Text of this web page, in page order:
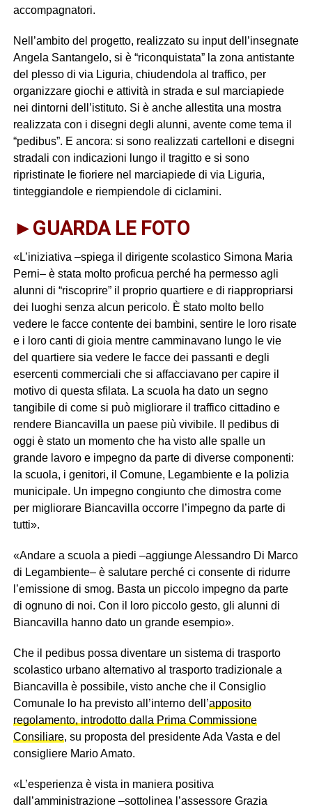
accompagnatori.
Nell’ambito del progetto, realizzato su input dell’insegnate
Angela Santangelo, si è “riconquistata” la zona antistante
del plesso di via Liguria, chiudendola al traffico, per
organizzare giochi e attività in strada e sul marciapiede
nei dintorni dell’istituto. Si è anche allestita una mostra
realizzata con i disegni degli alunni, avente come tema il
“pedibus”. E ancora: si sono realizzati cartelloni e disegni
stradali con indicazioni lungo il tragitto e si sono
ripristinate le fioriere nel marciapiede di via Liguria,
tinteggiandole e riempiendole di ciclamini.
►GUARDA LE FOTO
«L’iniziativa –spiega il dirigente scolastico Simona Maria
Perni– è stata molto proficua perché ha permesso agli
alunni di “riscoprire” il proprio quartiere e di riappropriarsi
dei luoghi senza alcun pericolo. È stato molto bello
vedere le facce contente dei bambini, sentire le loro risate
e i loro canti di gioia mentre camminavano lungo le vie
del quartiere sia vedere le facce dei passanti e degli
esercenti commerciali che si affacciavano per capire il
motivo di questa sfilata. La scuola ha dato un segno
tangibile di come si può migliorare il traffico cittadino e
rendere Biancavilla un paese più vivibile. Il pedibus di
oggi è stato un momento che ha visto alle spalle un
grande lavoro e impegno da parte di diverse componenti:
la scuola, i genitori, il Comune, Legambiente e la polizia
municipale. Un impegno congiunto che dimostra come
per migliorare Biancavilla occorre l’impegno da parte di
tutti».
«Andare a scuola a piedi –aggiunge Alessandro Di Marco
di Legambiente– è salutare perché ci consente di ridurre
l’emissione di smog. Basta un piccolo impegno da parte
di ognuno di noi. Con il loro piccolo gesto, gli alunni di
Biancavilla hanno dato un grande esempio».
Che il pedibus possa diventare un sistema di trasporto
scolastico urbano alternativo al trasporto tradizionale a
Biancavilla è possibile, visto anche che il Consiglio
Comunale lo ha previsto all’interno dell’apposito
regolamento, introdotto dalla Prima Commissione
Consiliare, su proposta del presidente Ada Vasta e del
consigliere Mario Amato.
«L’esperienza è vista in maniera positiva
dall’amministrazione –sottolinea l’assessore Grazia